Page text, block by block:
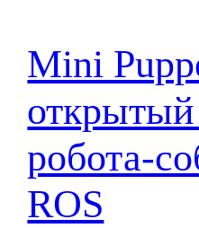
Mini
робота-
ROS